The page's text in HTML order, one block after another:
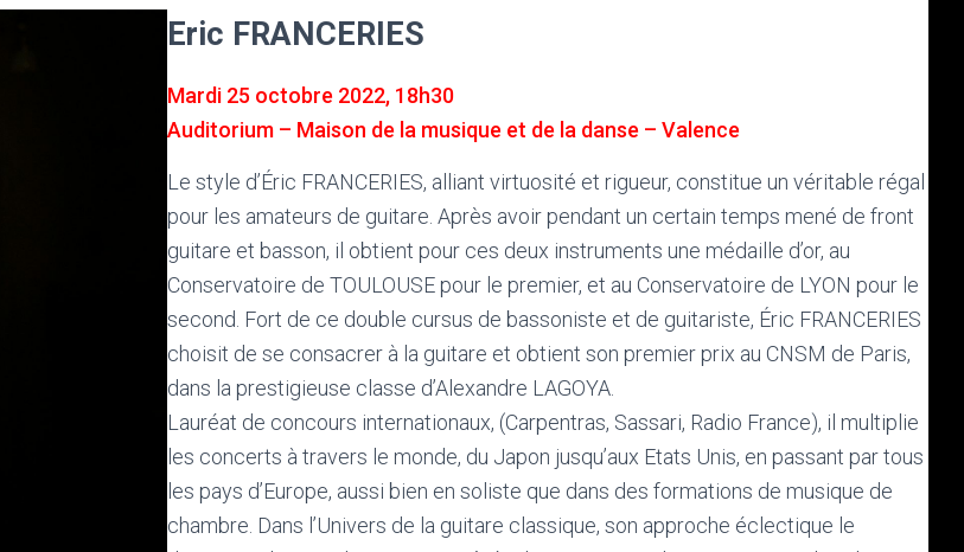
Eric FRANCERIES
Mardi 25 octobre 2022, 18h30
Auditorium – Maison de la musique et de la danse – Valence
Le style d’Éric FRANCERIES, alliant virtuosité et rigueur, constitue un véritable régal
pour les amateurs de guitare. Après avoir pendant un certain temps mené de front
guitare et basson, il obtient pour ces deux instruments une médaille d’or, au
Conservatoire de TOULOUSE pour le premier, et au Conservatoire de LYON pour le
second. Fort de ce double cursus de bassoniste et de guitariste, Éric FRANCERIES
choisit de se consacrer à la guitare et obtient son premier prix au CNSM de Paris,
dans la prestigieuse classe d’Alexandre LAGOYA.
Lauréat de concours internationaux, (Carpentras, Sassari, Radio France), il multiplie
les concerts à travers le monde, du Japon jusqu’aux Etats Unis, en passant par tous
les pays d’Europe, aussi bien en soliste que dans des formations de musique de
chambre. Dans l’Univers de la guitare classique, son approche éclectique le